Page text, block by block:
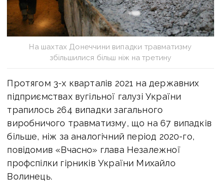
На шахтах Донеччини випадки травматизму
збільшилися більш ніж на третину
Протягом 3-х кварталів 2021 на державних
підприємствах вугільної галузі України
трапилось 264 випадки загального
виробничого травматизму, що на 67 випадків
більше, ніж за аналогічний період 2020-го,
повідомив «Вчасно» глава Незалежної
профспілки гірників України Михайло
Волинець.